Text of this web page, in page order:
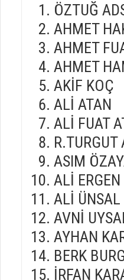
ÖZTUĞ
AHMET
AHMET
AHMET
AKİF KOÇ
ALİ ATAN
ALİ FUAT
ASIM
ALİ ERGEN
ALİ ÜNSAL
AVNİ
AYHAN
BERK
İRFAN